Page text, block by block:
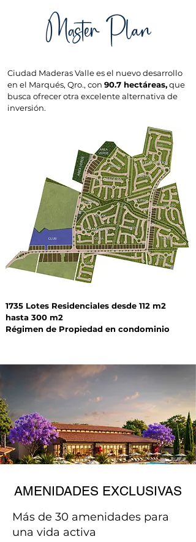
Master Plan
Ciudad Maderas Valle es el nuevo desarrollo
en el Marqués, Qro., con 90.7 hectáreas,que
busca ofrecer otra excelente alternativa de
inversión.
1735 Lotes Residenciales desde 112 m2
hasta 300 m2
Régimen de Propiedad en condominio
AMENIDADES EXCLUSIVAS
Más de 30 amenidades para
una vida activa